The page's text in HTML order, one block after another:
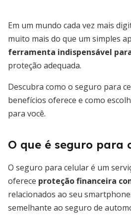
Em um mundo cada vez mais
muito mais do que um simples
ferramenta indispensável
proteção adequada.
Descubra como o seguro para
benefícios oferece e como
para você.
O que é seguro para
O seguro para celular é um
oferece proteção financeira
relacionados ao seu
semelhante ao seguro de